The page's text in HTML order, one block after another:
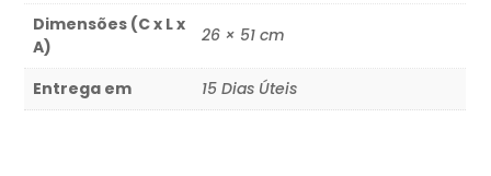
Dimensões (C x L x
A)
26 × 51 cm
Entrega em 15 Dias Úteis